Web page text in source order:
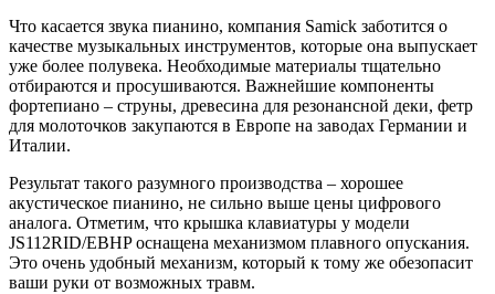
Что касается звука пианино, компания Samick заботится о
качестве музыкальных инструментов, которые она выпускает
уже более полувека. Необходимые материалы тщательно
отбираются и просушиваются. Важнейшие компоненты
фортепиано – струны, древесина для резонансной деки, фетр
для молоточков закупаются в Европе на заводах Германии и
Италии.
Результат такого разумного производства – хорошее
акустическое пианино, не сильно выше цены цифрового
аналога. Отметим, что крышка клавиатуры у модели
JS112RID/EBHP оснащена механизмом плавного опускания.
Это очень удобный механизм, который к тому же обезопасит
ваши руки от возможных травм.